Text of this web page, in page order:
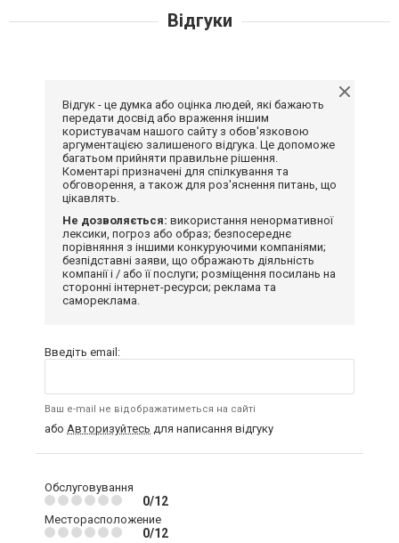
Відгуки
Відгук - це думка або оцінка людей, які бажають
передати досвід або враження іншим
користувачам нашого сайту з обов'язковою
аргументацією залишеного відгука. Це допоможе
багатьом прийняти правильне рішення.
Коментарі призначені для спілкування та
обговорення, а також для роз'яснення питань, що
цікавлять.
Не дозволяється: використання ненормативної
лексики, погроз або образ; безпосереднє
порівняння з іншими конкуруючими компаніями;
безпідставні заяви, що ображають діяльність
компанії і / або її послуги; розміщення посилань на
сторонні інтернет-ресурси; реклама та
самореклама.
Введіть email:
Ваш e-mail не відображатиметься на сайті
або Авторизуйтесь для написання відгуку
Обслуговування
0/12
Месторасположение
0/12